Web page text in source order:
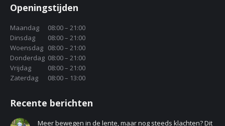
Openingstijden
Maandag
08:00 – 21:00
Dinsdag
08:00 – 21:00
Woensdag 08:00 – 21:00
Donderdag 08:00 – 21:00
Vrijdag
08:00 – 21:00
Zaterdag
08:00 – 13:00
Recente berichten
Meer bewegen in de lente, maar nog steeds klachten? Dit